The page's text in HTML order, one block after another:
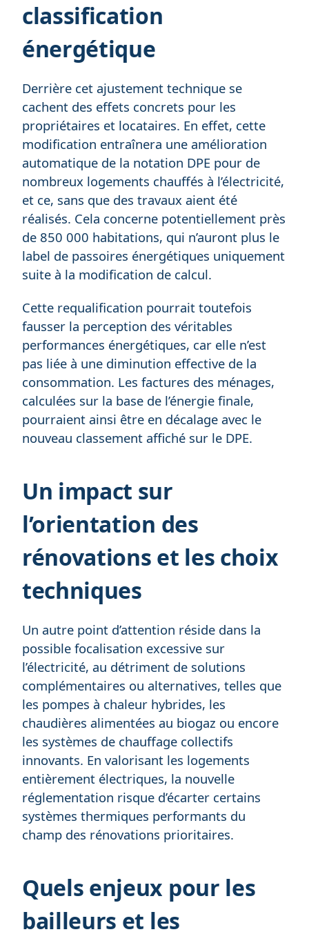
classification
énergétique
Derrière cet ajustement technique se
cachent des effets concrets pour les
propriétaires et locataires. En effet, cette
modification entraînera une amélioration
automatique de la notation DPE pour de
nombreux logements chauffés à l’électricité,
et ce, sans que des travaux aient été
réalisés. Cela concerne potentiellement près
de 850 000 habitations, qui n’auront plus le
label de passoires énergétiques uniquement
suite à la modification de calcul.
Cette requalification pourrait toutefois
fausser la perception des véritables
performances énergétiques, car elle n’est
pas liée à une diminution effective de la
consommation. Les factures des ménages,
calculées sur la base de l’énergie finale,
pourraient ainsi être en décalage avec le
nouveau classement affiché sur le DPE.
Un impact sur
l’orientation des
rénovations et les choix
techniques
Un autre point d’attention réside dans la
possible focalisation excessive sur
l’électricité, au détriment de solutions
complémentaires ou alternatives, telles que
les pompes à chaleur hybrides, les
chaudières alimentées au biogaz ou encore
les systèmes de chauffage collectifs
innovants. En valorisant les logements
entièrement électriques, la nouvelle
réglementation risque d’écarter certains
systèmes thermiques performants du
champ des rénovations prioritaires.
Quels enjeux pour les
bailleurs et les